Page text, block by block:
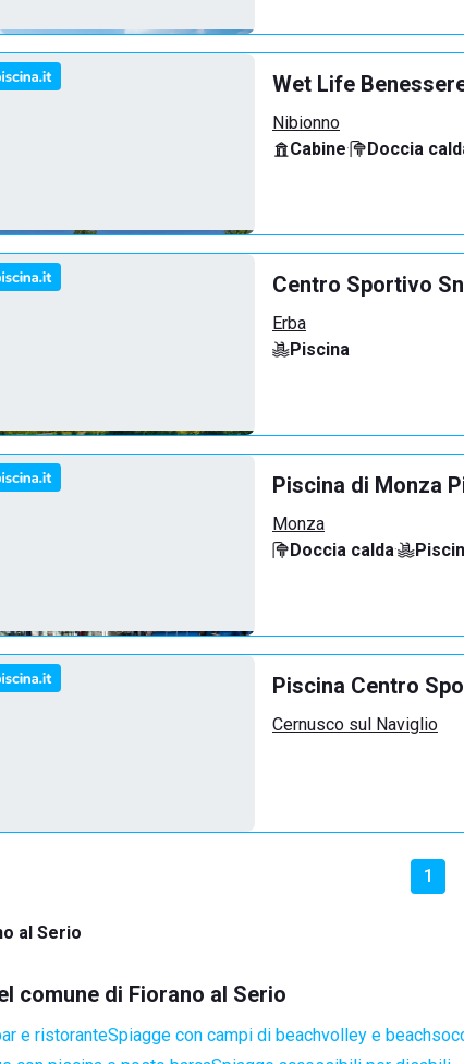
Wet Life
Nibionno
Cabine· Doccia
Centro Sportivo
Erba
Piscina
Piscina di Monza
Monza
Doccia calda·
Piscina Centro
Cernusco sul Naviglio
1
al Serio
comune di Fiorano al Serio
e ristoranteSpiagge con campi di beachvolley e